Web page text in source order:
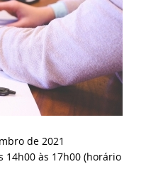
de 2021
14h00 às 17h00 (horário
(EUA)
(Brasil)
Produtos
Alpha 1 lançado - Baixe e
segurança do DataFlex
23.0 - Ação necessária!
segurança para todas as
com WebApp
necessária!
para o DataFlex
o DataFlex 20.0